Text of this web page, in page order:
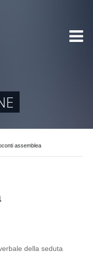
assemblea
della seduta